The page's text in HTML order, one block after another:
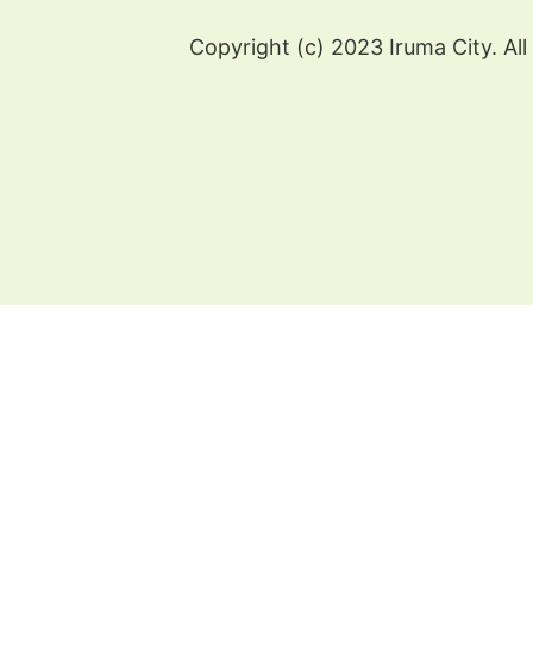
Copyright (c) 2023 Iruma City. All